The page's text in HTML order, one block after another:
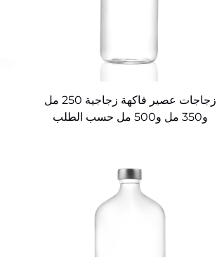
زجاجات عصير فاكهة زجاجية 250 مل
و350 مل و500 مل حسب الطلب